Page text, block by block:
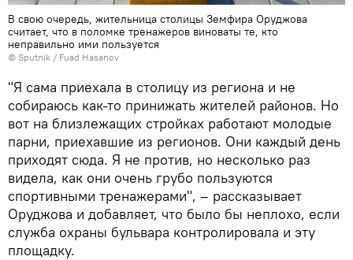
В свою очередь, жительница столицы Земфира Оруджова
считает, что в поломке тренажеров виноваты те, кто
неправильно ими пользуется
© Sputnik / Fuad Hasanov
"Я сама приехала в столицу из региона и не
собираюсь как-то принижать жителей районов. Но
вот на близлежащих стройках работают молодые
парни, приехавшие из регионов. Они каждый день
приходят сюда. Я не против, но несколько раз
видела, как они очень грубо пользуются
спортивными тренажерами", – рассказывает
Оруджова и добавляет, что было бы неплохо, если
служба охраны бульвара контролировала и эту
площадку.